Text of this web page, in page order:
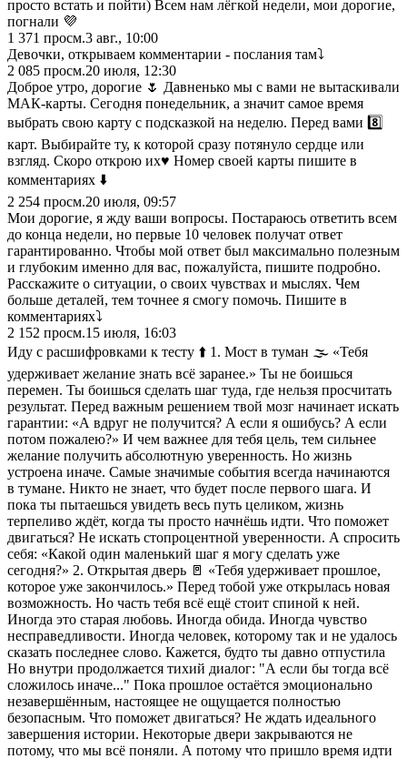
просто встать и пойти) Всем нам лёгкой недели, мои дорогие,
погнали 💜
1 371 просм.3 авг., 10:00
Девочки, открываем комментарии - послания там⤵️
2 085 просм.20 июля, 12:30
Доброе утро, дорогие 🌷 Давненько мы с вами не вытаскивали
МАК-карты. Сегодня понедельник, а значит самое время
выбрать свою карту с подсказкой на неделю. Перед вами 8️⃣
карт. Выбирайте ту, к которой сразу потянуло сердце или
взгляд. Скоро открою их♥️ Номер своей карты пишите в
комментариях ⬇️
2 254 просм.20 июля, 09:57
Мои дорогие, я жду ваши вопросы. Постараюсь ответить всем
до конца недели, но первые 10 человек получат ответ
гарантированно. Чтобы мой ответ был максимально полезным
и глубоким именно для вас, пожалуйста, пишите подробно.
Расскажите о ситуации, о своих чувствах и мыслях. Чем
больше деталей, тем точнее я смогу помочь. Пишите в
комментариях⤵️
2 152 просм.15 июля, 16:03
Иду с расшифровками к тесту ⬆️ 1. Мост в туман 🌫️ «Тебя
удерживает желание знать всё заранее.» Ты не боишься
перемен. Ты боишься сделать шаг туда, где нельзя просчитать
результат. Перед важным решением твой мозг начинает искать
гарантии: «А вдруг не получится? А если я ошибусь? А если
потом пожалею?» И чем важнее для тебя цель, тем сильнее
желание получить абсолютную уверенность. Но жизнь
устроена иначе. Самые значимые события всегда начинаются
в тумане. Никто не знает, что будет после первого шага. И
пока ты пытаешься увидеть весь путь целиком, жизнь
терпеливо ждёт, когда ты просто начнёшь идти. Что поможет
двигаться? Не искать стопроцентной уверенности. А спросить
себя: «Какой один маленький шаг я могу сделать уже
сегодня?» 2. Открытая дверь 🚪 «Тебя удерживает прошлое,
которое уже закончилось.» Перед тобой уже открылась новая
возможность. Но часть тебя всё ещё стоит спиной к ней.
Иногда это старая любовь. Иногда обида. Иногда чувство
несправедливости. Иногда человек, которому так и не удалось
сказать последнее слово. Кажется, будто ты давно отпустила
Но внутри продолжается тихий диалог: "А если бы тогда всё
сложилось иначе..." Пока прошлое остаётся эмоционально
незавершённым, настоящее не ощущается полностью
безопасным. Что поможет двигаться? Не ждать идеального
завершения истории. Некоторые двери закрываются не
потому, что мы всё поняли. А потому что пришло время идти